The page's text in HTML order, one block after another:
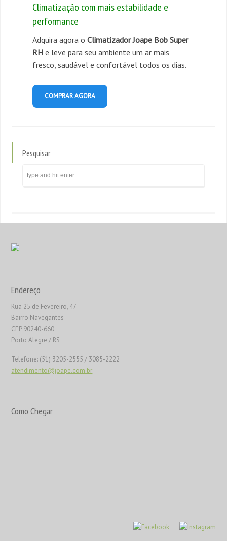
Climatização com mais estabilidade e
performance
Adquira agora oClimatizador Joape Bob Super
RH e leve para seu ambiente um ar mais
fresco, saudável e confortável todos os dias.
COMPRAR AGORA
Pesquisar
Endereço
Rua 25 de Fevereiro, 47
Bairro Navegantes
CEP 90240-660
Porto Alegre / RS
Telefone: (51) 3205-2555 / 3085-2222
atendimento@joape.com.br
Como Chegar